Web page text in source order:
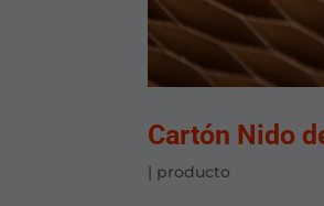
Cartón Nido
| producto